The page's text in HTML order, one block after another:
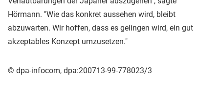
Hörmann. "Wie das konkret aussehen wird, bleibt
abzuwarten. Wir hoffen, dass es gelingen wird, ein gut
akzeptables Konzept umzusetzen."
© dpa-infocom, dpa:200713-99-778023/3